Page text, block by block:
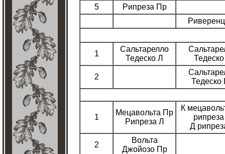
5
Рипреза Пр
1
Сальтарелло
Тедеско Л
2
Тедеско
1
Мецавольта Пр
Рипреза Л
К
Д
2
Вольта
Джойозо Пр